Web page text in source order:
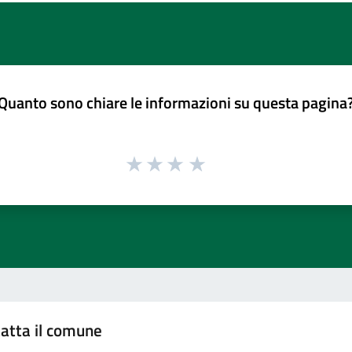
sono chiare le informazioni su questa
il comune